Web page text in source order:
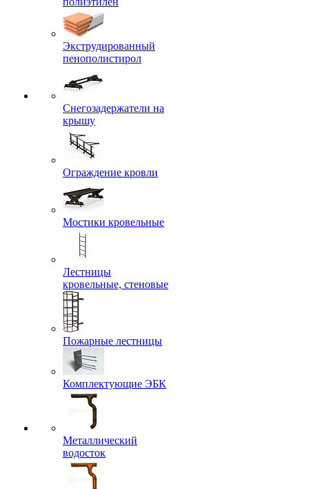
Экструдированный
пенополистирол
Снегозадержатели на
крышу
Ограждение кровли
Мостики кровельные
Лестницы
кровельные, стеновые
Пожарные лестницы
Комплектующие ЭБК
Металлический
водосток